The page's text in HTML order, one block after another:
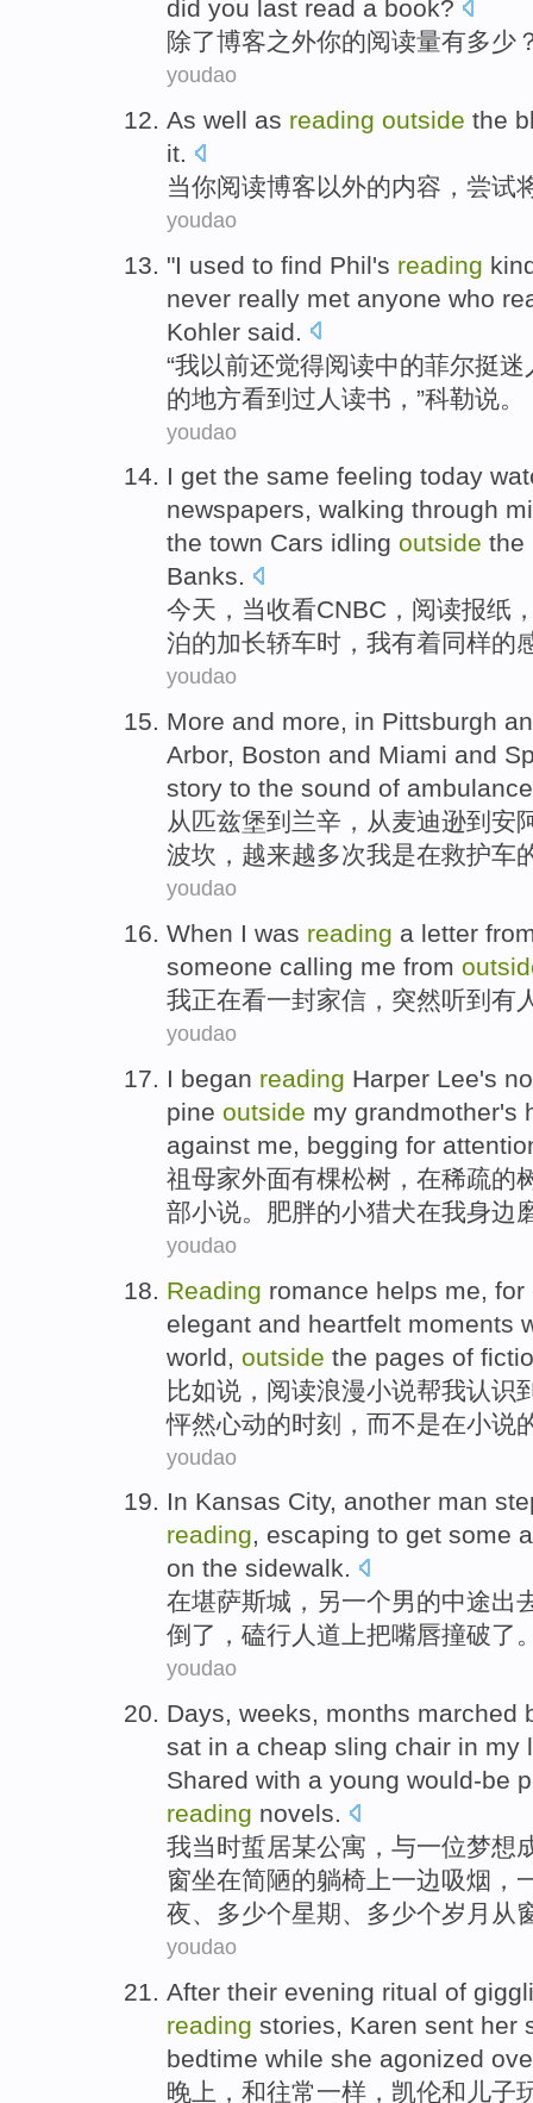
did you last read a book?
除了博客之外你的阅读量有多少
youdao
As well as reading outside the
it.
当你阅读博客以外的内容， 尝试
youdao
"I used to find Phil's reading
never really met anyone who
Kohler said
“我以前还觉得阅读中的菲尔挺迷
的地方看到过人 读书 ，”科勒说。
youdao
I get the same feeling today
newspapers, walking through
the town Cars idling outside the
Banks.
今天 ，当收看CNBC， 阅读报纸
泊的加长轿车时， 我有着同样的
youdao
More and more, in Pittsburgh
Arbor, Boston and Miami and
story to the sound of ambulance
从 匹兹堡到兰辛 ， 从麦迪逊到 安
波坎 ，越来越多次我是在救护车
youdao
When I was reading a letter
someone calling me from
我正在看一封家信， 突然听到 有
youdao
I began reading Harper Lee's
pine outside my grandmother's
against me, begging for
祖母家外面有棵松树 ， 在稀疏的
部小说。 肥胖的小猎犬在我身边
youdao
Reading romance helps me for
elegant and heartfelt moments
world outside the pages of
比如说 ， 阅读浪漫小说帮我认识
怦然心动的时刻，而不是在小说
youdao
In Kansas City, another man
reading, escaping to get some
on the sidewalk.
在堪萨斯城 ， 另一个男的中途出
倒了 ，磕行人道上把嘴唇撞破了
youdao
Days, weeks, months marched
sat in a cheap sling chair in my
Shared with a young would-be
reading novels.
我当时蜇居某公寓 ， 与一位梦想
窗坐在简陋的躺椅 上一边吸烟 ，
夜、多少个星期、多少个岁月 从
youdao
After their evening ritual of
reading stories, Karen sent her
bedtime while she agonized
晚上 ，和往常一样， 凯伦和 儿子